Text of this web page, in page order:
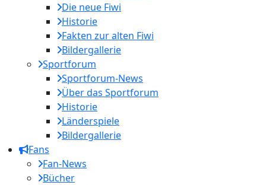
Die neue Fiwi
Historie
Fakten zur alten Fiwi
Bildergallerie
Sportforum
Sportforum-News
Über das Sportforum
Historie
Länderspiele
Bildergallerie
Fans
Fan-News
Bücher